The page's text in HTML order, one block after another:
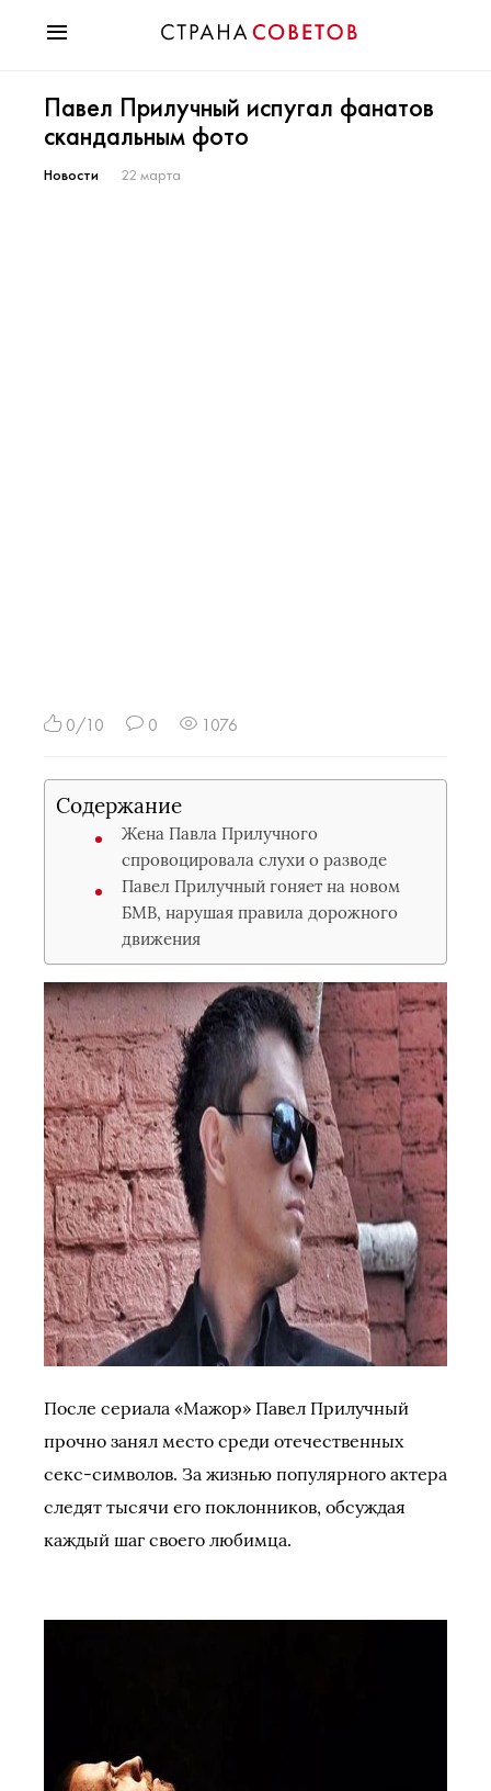
Мода
Звезды
Гороскопы
Павел Прилучный испугал фанатов
скандальным фото
Новости 22 марта
0/10 0 1076
Содержание
Жена Павла Прилучного
спровоцировала слухи о разводе
Павел Прилучный гоняет на новом
БМВ, нарушая правила дорожного
движения
После сериала «Мажор» Павел Прилучный
прочно занял место среди отечественных
секс-символов. За жизнью популярного актера
следят тысячи его поклонников, обсуждая
каждый шаг своего любимца.